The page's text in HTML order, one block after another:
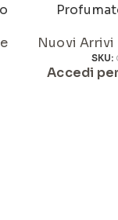
Nuovi Arrivi
SKU:
Accedi